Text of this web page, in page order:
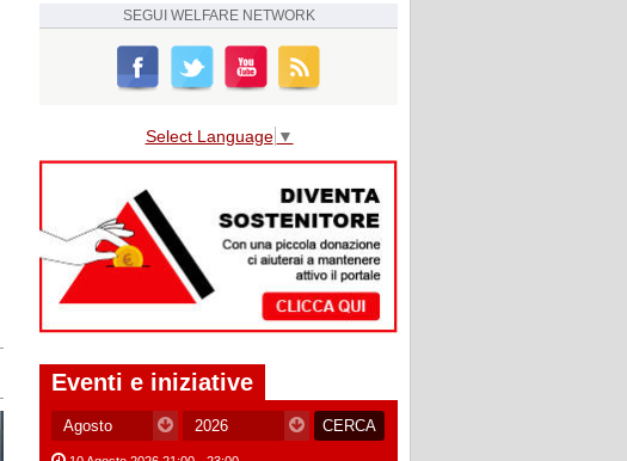
SEGUI WELFARE NETWORK
Select Language ▼
Eventi e iniziative